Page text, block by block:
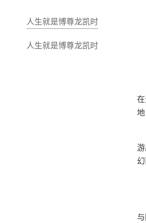
人生就是博尊龙凯时
人生就是博尊龙凯时